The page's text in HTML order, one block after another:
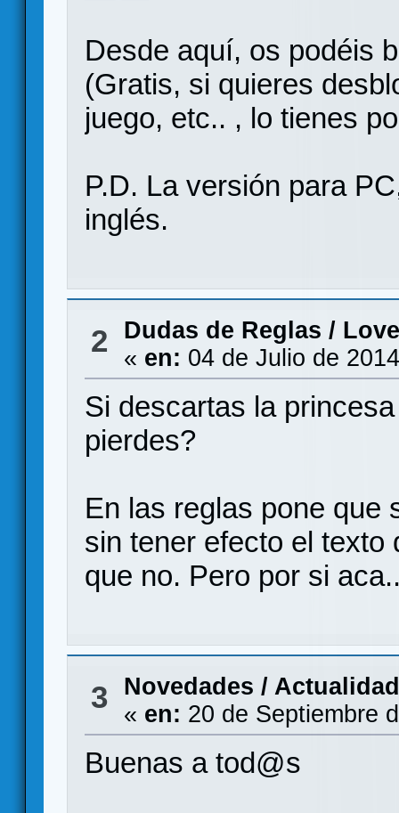
Desde aquí, os podéis
(Gratis, si quieres
juego, etc.. , lo tienes
P.D. La versión para
inglés.
2 Dudas de Reglas /
« en: 04 de Julio de
Si descartas la
pierdes?
En las reglas pone que
sin tener efecto el texto
que no. Pero por si
3
Novedades / Actualidad
« en: 20 de Septiembre
Buenas a tod@s